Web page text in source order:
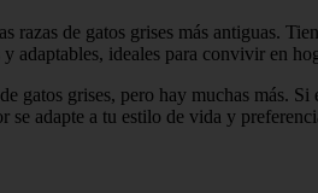
razas de gatos grises más antiguas.
adaptables, ideales para convivir en
gatos grises, pero hay muchas más.
se adapte a tu estilo de vida y